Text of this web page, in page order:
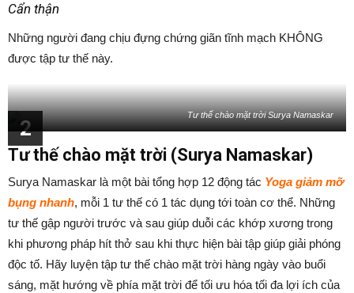
Cẩn thận
Những người đang chịu đựng chứng giãn tĩnh mạch KHÔNG
được tập tư thế này.
2
Tư thế chào mặt trời Surya Namaskar
Tư thế chào mặt trời (Surya Namaskar)
Surya Namaskar là một bài tổng hợp 12 động tác Yoga giảm mỡ
bụng nhanh, mỗi 1 tư thế có 1 tác dụng tới toàn cơ thể. Những
tư thế gập người trước và sau giúp duỗi các khớp xương trong
khi phương pháp hít thở sau khi thực hiện bài tập giúp giải phóng
độc tố. Hãy luyện tập tư thế chào mặt trời hàng ngày vào buổi
sáng, mặt hướng về phía mặt trời để tối ưu hóa tối đa lợi ích của